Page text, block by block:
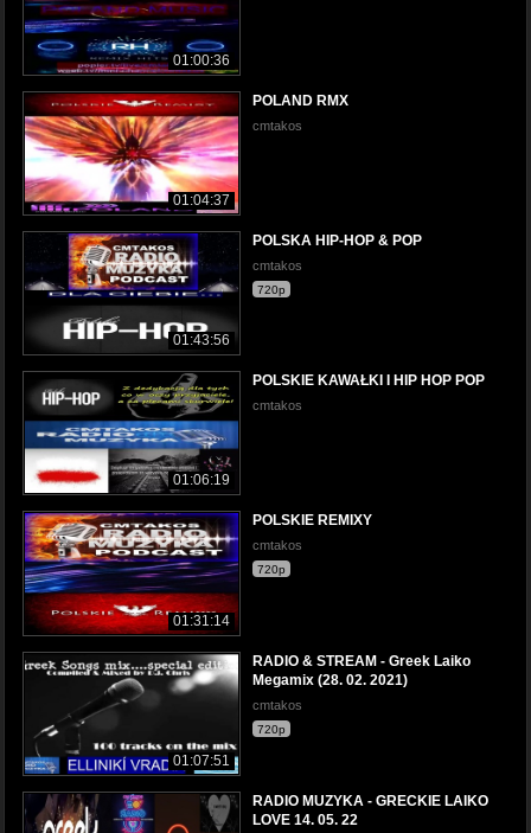
01:00:36
01:04:37
POLAND RMX
cmtakos
01:43:56
POLSKA HIP-HOP & POP
cmtakos
720p
01:06:19
POLSKIE KAWAŁKI I HIP HOP POP
cmtakos
01:31:14
POLSKIE REMIXY
cmtakos
720p
01:07:51
RADIO & STREAM - Greek Laiko
Megamix (28. 02. 2021)
cmtakos
720p
RADIO MUZYKA - GRECKIE LAIKO
LOVE 14. 05. 22